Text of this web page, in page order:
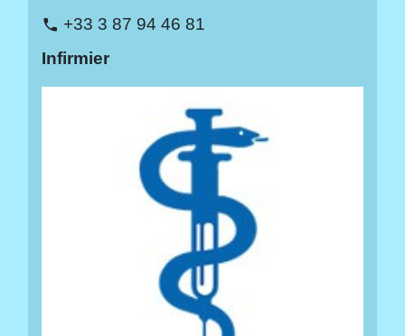
phone +33 3 87 94 46 81
Infirmier